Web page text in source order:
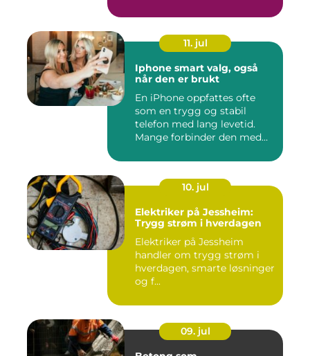
11. jul
Iphone smart valg, også
når den er brukt
En iPhone oppfattes ofte
som en trygg og stabil
telefon med lang levetid.
Mange forbinder den med
10. jul
Elektriker på Jessheim:
Trygg strøm i hverdagen
Elektriker på Jessheim
handler om trygg strøm i
hverdagen, smarte løsninger
og f...
09. jul